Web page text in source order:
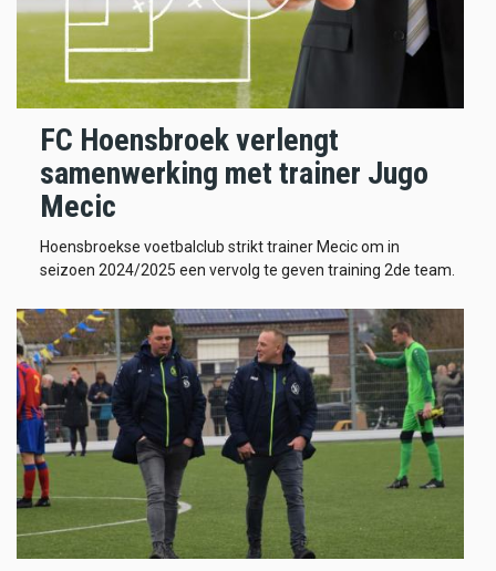
FC Hoensbroek verlengt
samenwerking met trainer Jugo
Mecic
Hoensbroekse voetbalclub strikt trainer Mecic om in
seizoen 2024/2025 een vervolg te geven training 2de team.